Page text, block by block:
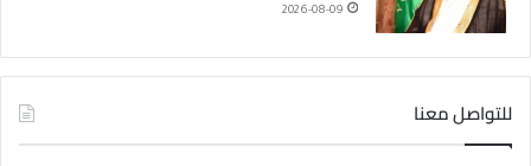
2026-08-09
للتواصل معنا